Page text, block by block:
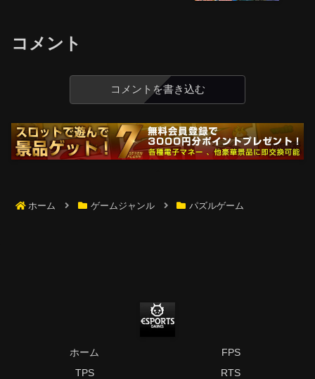
コメント
コメントを書き込む
ホーム ゲームジャンル パズルゲーム
ホーム
FPS
TPS
RTS